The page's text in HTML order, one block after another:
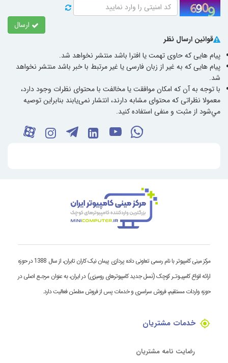
ارسال
قوانین ارسال نظر
پیام هایی که حاوی تهمت یا افترا باشد منتشر نخواهد شد.
پیام هایی که به غیر از زبان فارسی یا غیر مرتبط با خبر باشد منتشر نخواهد
شد.
با توجه به آن که امکان موافقت یا مخالفت با محتوای نظرات وجود دارد،
معمولا نظراتی که محتوای مشابه دارند، انتشار نمی‌یابند بنابراین توصيه
مي‌شود از مثبت و منفی استفاده کنید.
مرکز مینی کامپیوتر با نام رسمی تعاونی داده پردازی پیمان نیک کاران تابران، از سال 1388 در حوزه
ارائه انواع کامپیـوتـر کوچک (نسل جدید کامپیوترهای رومیزی) در ایران، به عنوان مرجـع اصلی در
حوزه واردات مستقیم، فروش سراسری و خدمات پس از فروش مطمئن فعالیت دارد.
خدمات مشتریان
رضایت نامه مشتریان